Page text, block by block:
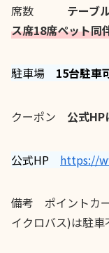
席数 テーブ
ス席18席ペット同
駐車場 15台駐車
クーポン 公式HP
公式HP https://
備考 ポイントカ
イクロバス)は駐車